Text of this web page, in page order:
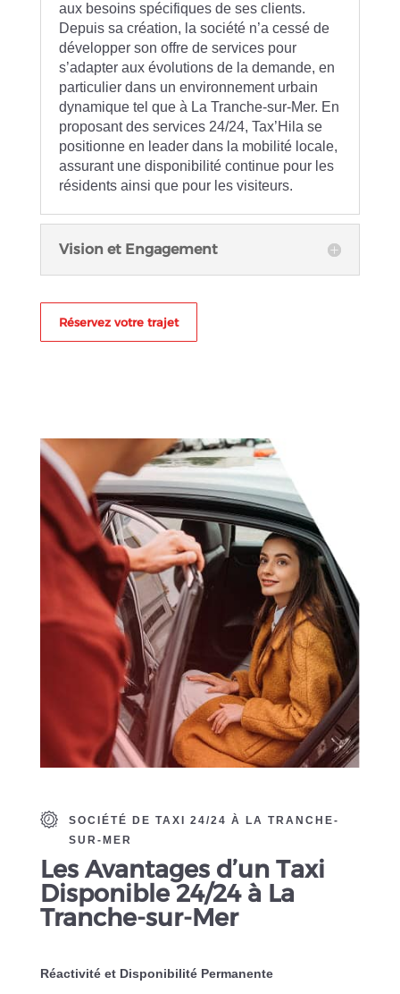
aux besoins spécifiques de ses clients.
Depuis sa création, la société n’a cessé de
développer son offre de services pour
s’adapter aux évolutions de la demande, en
particulier dans un environnement urbain
dynamique tel que à La Tranche-sur-Mer. En
proposant des services 24/24, Tax’Hila se
positionne en leader dans la mobilité locale,
assurant une disponibilité continue pour les
résidents ainsi que pour les visiteurs.
Vision et Engagement
Réservez votre trajet
SOCIÉTÉ DE TAXI 24/24 À LA TRANCHE-
SUR-MER
Les Avantages d’un Taxi
Disponible 24/24 à La
Tranche-sur-Mer
Réactivité et Disponibilité Permanente